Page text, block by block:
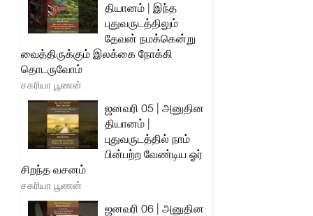
தியானம் | இந்த
புதுவருடத்திலும்
தேவன் நமக்கென்று
வைத்திருக்கும் இலக்கை நோக்கி
தொடருவோம்
சகரியா பூணன்
ஜனவரி 05 | அனுதின
தியானம் |
புதுவருடத்தில் நாம்
பின்பற்ற வேண்டிய ஓர்
சிறந்த வசனம்
சகரியா பூணன்
ஜனவரி 06 | அனுதின